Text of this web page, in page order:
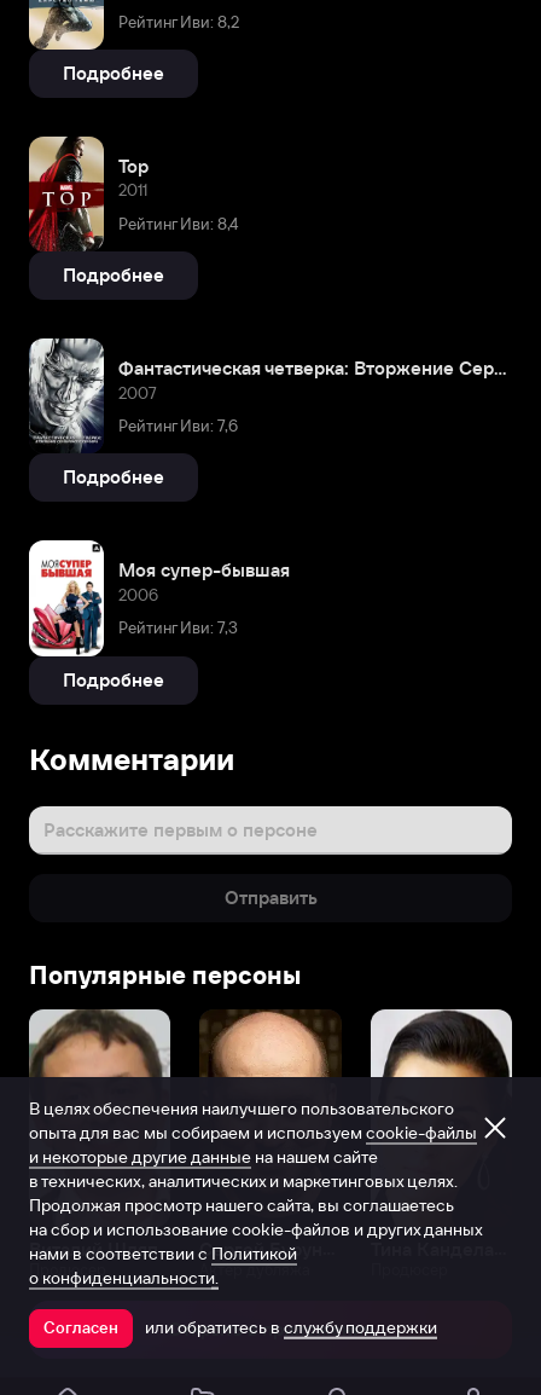
Рейтинг Иви: 8,2
Подробнее
Тор
2011
Рейтинг Иви: 8,4
Подробнее
Фантастическая четверка: Вторжение Серебряного серфера
2007
Рейтинг Иви: 7,6
Подробнее
Моя супер-бывшая
2006
Рейтинг Иви: 7,3
Подробнее
Комментарии
Расскажите первым о персоне
Отправить
Популярные персоны
Виталий Шляппо
Продюсер Актёр дубляжа
Открыть в приложении
В целях обеспечения наилучшего пользовательского
опыта для вас мы собираем и используем cookie-файлы
и некоторые другие данные на нашем сайте
в технических, аналитических и маркетинговых целях.
Продолжая просмотр нашего сайта, вы соглашаетесь
на сбор и использование cookie-файлов и других данных
нами в соответствии с Политикой
о конфиденциальности.
Согласен или обратитесь в службу поддержки